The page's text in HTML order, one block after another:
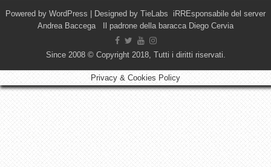
Powered by WordPress | Designed by TieLabs iRREsponsabile del server
Andrea Baccega Il padrone della baracca Diego Cervia
Since 2008 © Copyright 2018, Tutti i diritti riservati.
Privacy & Cookies Policy